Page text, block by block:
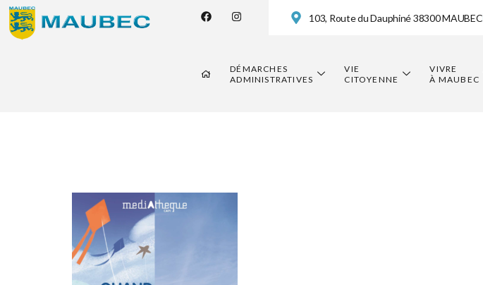
103, Route du Dauphiné 38300 MAUBEC
DÉMARCHES
ADMINISTRATIVES
VIE
CITOYENNE
VIVRE
À MAUBEC